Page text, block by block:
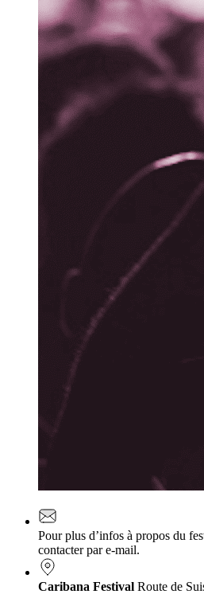
Pour plus d’infos à propos du
contacter par e-mail.
Caribana Festival Route de